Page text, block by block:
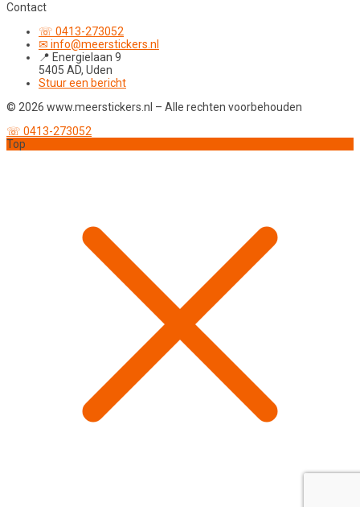
Contact
☏ 0413-273052
✉ info@meerstickers.nl
📍 Energielaan 9
5405 AD, Uden
Stuur een bericht
© 2026 www.meerstickers.nl – Alle rechten voorbehouden
☏ 0413-273052
Top